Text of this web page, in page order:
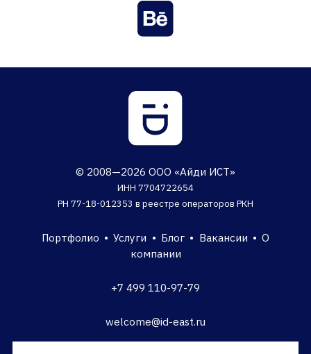
© 2008—2026 ООО «Айди ИСТ»
ИНН 7704722654
РН 77-18-012353 в реестре операторов РКН
Портфолио • Услуги • Блог • Вакансии • О
компании
+7 499 110-97-79
welcome@id-east.ru